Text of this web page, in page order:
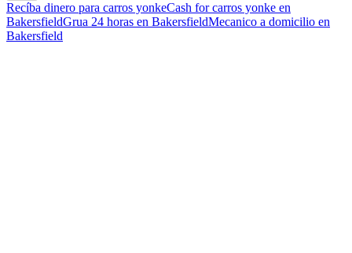
Recíba dinero para carros yonkeCash for carros yonke en
BakersfieldGrua 24 horas en BakersfieldMecanico a domicilio en
Bakersfield